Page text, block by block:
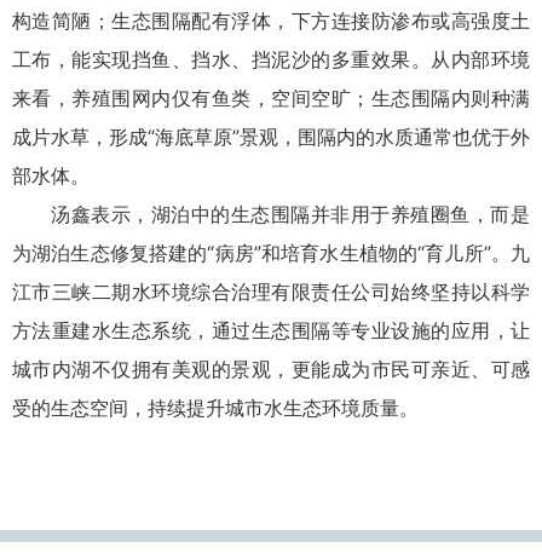
构造简陋；生态围隔配有浮体，下方连接防渗布或高强度土
工布，能实现挡鱼、挡水、挡泥沙的多重效果。从内部环境
来看，养殖围网内仅有鱼类，空间空旷；生态围隔内则种满
成片水草，形成“海底草原”景观，围隔内的水质通常也优于外
部水体。
汤鑫表示，湖泊中的生态围隔并非用于养殖圈鱼，而是
为湖泊生态修复搭建的“病房”和培育水生植物的“育儿所”。九
江市三峡二期水环境综合治理有限责任公司始终坚持以科学
方法重建水生态系统，通过生态围隔等专业设施的应用，让
城市内湖不仅拥有美观的景观，更能成为市民可亲近、可感
受的生态空间，持续提升城市水生态环境质量。